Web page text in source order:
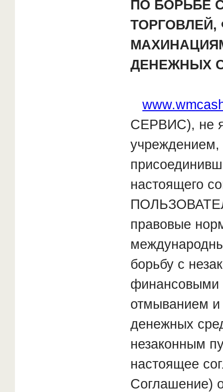
ПО БОРЬБЕ
ДЕНЕЖНЫХ
СЕРВИС), не
учреждением,
настоящего
правовые
борьбу с
финансовыми
отмыванием и
денежных
незаконным
настоящее
Соглашение)